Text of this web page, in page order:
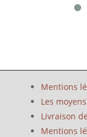
Mentions
Les
Livraison
Mentions